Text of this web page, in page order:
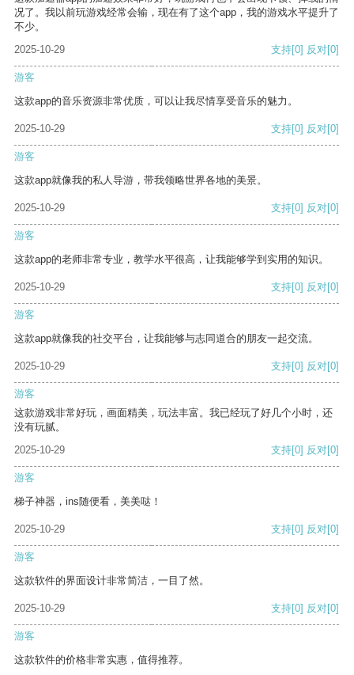
况了。我以前玩游戏经常会输，现在有了这个app，我的游戏水平提升了
不少。
2025-10-29
支持[0] 反对[0]
游客
这款app的音乐资源非常优质，可以让我尽情享受音乐的魅力。
2025-10-29 支持[0] 反对[0]
游客
这款app就像我的私人导游，带我领略世界各地的美景。
2025-10-29 支持[0] 反对[0]
游客
这款app的老师非常专业，教学水平很高，让我能够学到实用的知识。
2025-10-29 支持[0] 反对[0]
游客
这款app就像我的社交平台，让我能够与志同道合的朋友一起交流。
2025-10-29 支持[0] 反对[0]
游客
这款游戏非常好玩，画面精美，玩法丰富。我已经玩了好几个小时，还
没有玩腻。
2025-10-29
支持[0] 反对[0]
游客
梯子神器，ins随便看，美美哒！
2025-10-29 支持[0] 反对[0]
游客
这款软件的界面设计非常简洁，一目了然。
2025-10-29 支持[0] 反对[0]
游客
这款软件的价格非常实惠，值得推荐。